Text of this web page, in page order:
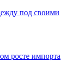
под своими
росте импорта